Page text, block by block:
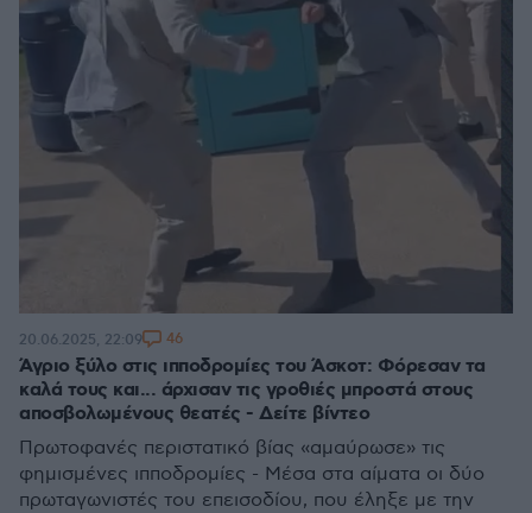
Άγριο ξύλο στις ιπποδρομίες του Άσκοτ: Φόρεσαν τα
καλά τους και... άρχισαν τις γροθιές μπροστά στους
αποσβολωμένους θεατές - Δείτε βίντεο
Πρωτοφανές περιστατικό βίας «αμαύρωσε» τις
φημισμένες ιπποδρομίες - Μέσα στα αίματα οι δύο
πρωταγωνιστές του επεισοδίου, που έληξε με την
20.06.2025, 22:09 46